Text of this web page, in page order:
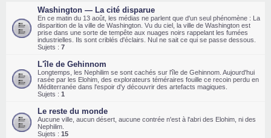
Washington — La cité disparue
En ce matin du 13 août, les médias ne parlent que d'un seul phénomène : La
disparition de la ville de Washington. Vu du ciel, la ville de Washington est
prise dans une sorte de tempête aux nuages noirs rappelant les fumées
industrielles. Ils sont criblés d'éclairs. Nul ne sait ce qui se passe dessous.
Sujets : 7
L'île de Gehinnom
Longtemps, les Nephilim se sont cachés sur l'île de Gehinnom. Aujourd'hui
rasée par les Elohim, des explorateurs téméraires fouille ce recoin perdu en
Méditerranée dans l'espoir d'y découvrir des artefacts magiques.
Sujets : 1
Le reste du monde
Aucune ville, aucun désert, aucune contrée n'est à l'abri des Elohim, ni des
Nephilim.
Sujets : 15